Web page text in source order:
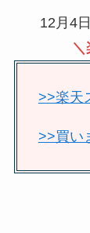
12月4
>>楽天
>>買い